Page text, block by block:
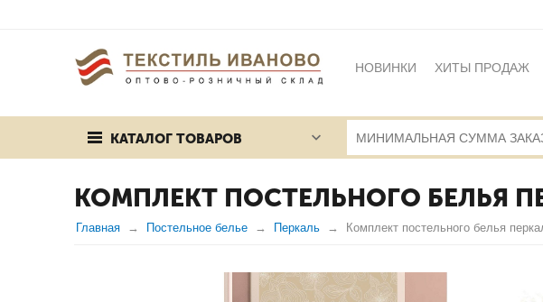
НОВИНКИ ХИТЫ ПРОДАЖ
КАТАЛОГ ТОВАРОВ
КОМПЛЕКТ ПОСТЕЛЬНОГО БЕЛЬЯ
Главная Постельное белье Перкаль Комплект постельного белья